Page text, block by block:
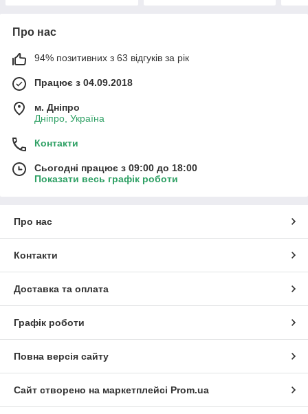
Про нас
94% позитивних з 63 відгуків за рік
Працює з 04.09.2018
м. Дніпро
Дніпро, Україна
Контакти
Сьогодні працює з 09:00 до 18:00
Показати весь графік роботи
Про нас
Контакти
Доставка та оплата
Графік роботи
Повна версія сайту
Сайт створено на маркетплейсі Prom.ua